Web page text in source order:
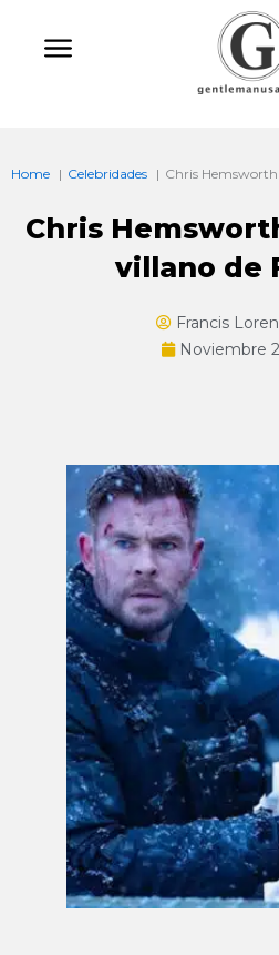
Home Celebridades Chris
Chris
villano de
Francis
Noviembre